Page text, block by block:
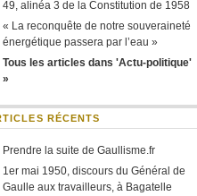
49, alinéa 3 de la Constitution de 1958
« La reconquête de notre souveraineté
énergétique passera par l’eau »
Tous les articles dans 'Actu-politique'
»
RÉCENTS
Prendre la suite de Gaullisme.fr
1er mai 1950, discours du Général de
Gaulle aux travailleurs, à Bagatelle